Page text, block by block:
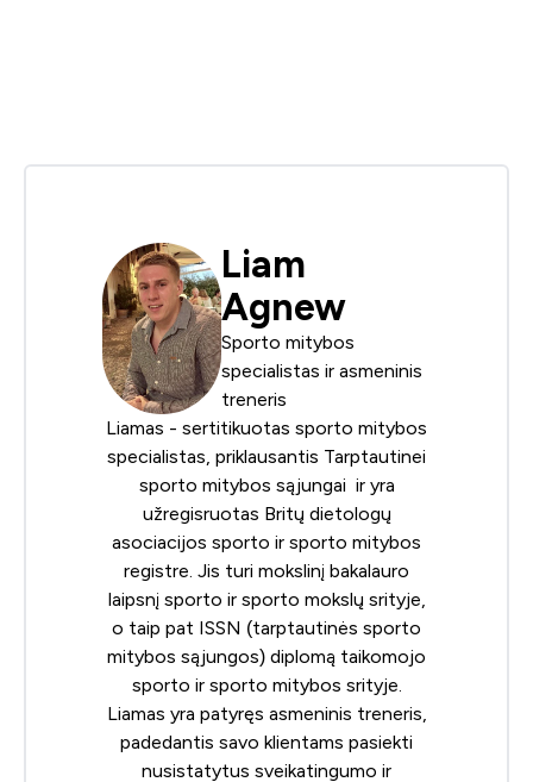
Liam
Agnew
Sporto mitybos
specialistas ir asmeninis
treneris
Liamas - sertitikuotas sporto mitybos
specialistas, priklausantis Tarptautinei
sporto mitybos sąjungai ir yra
užregisruotas Britų dietologų
asociacijos sporto ir sporto mitybos
registre. Jis turi mokslinį bakalauro
laipsnį sporto ir sporto mokslų srityje,
o taip pat ISSN (tarptautinės sporto
mitybos sąjungos) diplomą taikomojo
sporto ir sporto mitybos srityje.
Liamas yra patyręs asmeninis treneris,
padedantis savo klientams pasiekti
nusistatytus sveikatingumo ir